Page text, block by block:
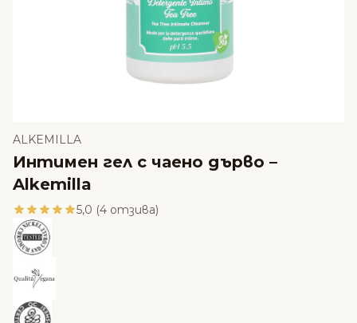
ALKEMILLA
Интимен гел с чаено дърво –
Alkemilla
5,0 (4 отзива)